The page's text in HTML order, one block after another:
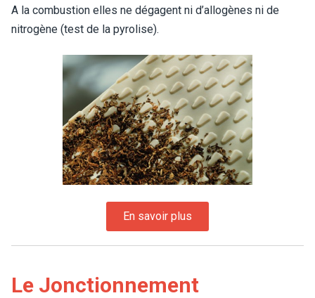
A la combustion elles ne dégagent ni d’allogènes ni de
nitrogène (test de la pyrolise).
Le Jonctionnement